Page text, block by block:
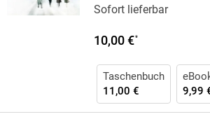
Sofort lieferbar
10,00 €*
Taschenbuch
11,00 €
9,99